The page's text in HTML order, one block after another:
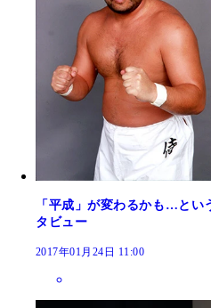
「平成」が変わるかも…とい
タビュー
2017年01月24日 11:00